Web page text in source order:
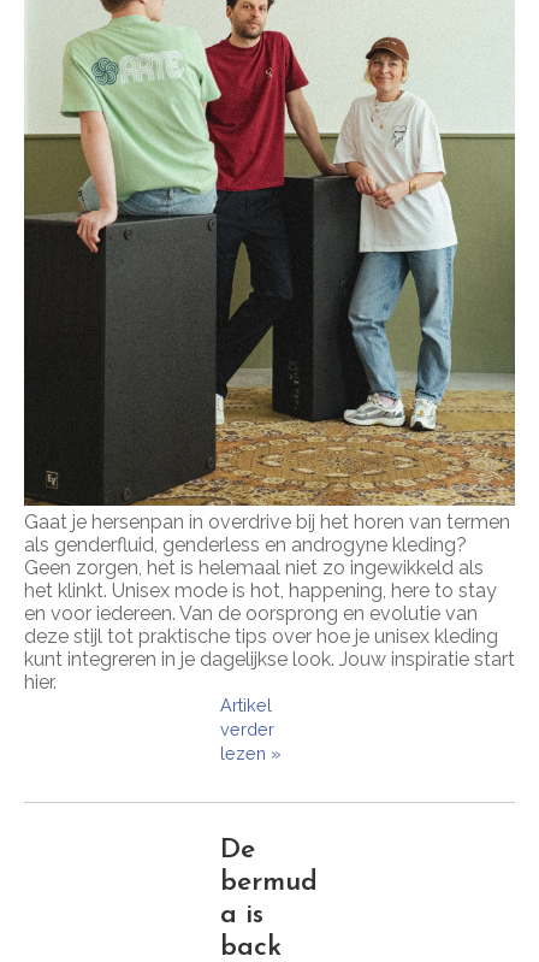
Gaat je hersenpan in overdrive bij het horen van termen
als genderfluid, genderless en androgyne kleding?
Geen zorgen, het is helemaal niet zo ingewikkeld als
het klinkt. Unisex mode is hot, happening, here to stay
en voor iedereen. Van de oorsprong en evolutie van
deze stijl tot praktische tips over hoe je unisex kleding
kunt integreren in je dagelijkse look. Jouw inspiratie start
hier.
Artikel
verder
lezen »
De
bermud
a is
back